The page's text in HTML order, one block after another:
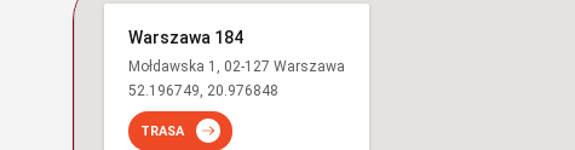
Warszawa 184
Mołdawska 1, 02-127 Warszawa
52.196749, 20.976848
TRASA